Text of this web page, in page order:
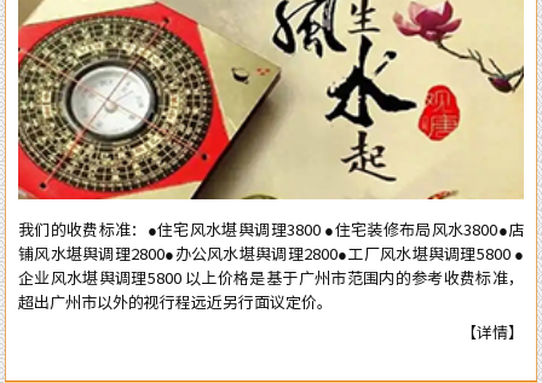
我们的收费标准：●住宅风水堪舆调理3800 ●住宅装修布局风水3800●店
铺风水堪舆调理2800●办公风水堪舆调理2800●工厂风水堪舆调理5800 ●
企业风水堪舆调理5800 以上价格是基于广州市范围内的参考收费标准，
超出广州市以外的视行程远近另行面议定价。
【详情】
用户 1380233...购买了装修风水[2026-06-22]
用户 1383424...购买了四柱八字[2026-05-23]